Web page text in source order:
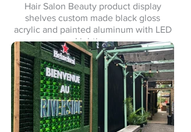
Hair Salon Beauty product display
shelves custom made black gloss
acrylic and painted aluminum with LED
Lighting.
Présentoirs de produits de beauté pour
salon de coiffure fabriqués sur mesure
en acrylique noir brillant et aluminium
peint avec éclairage LED